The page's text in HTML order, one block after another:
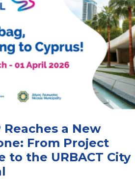
Reaches a New
From Project
to the URBACT City